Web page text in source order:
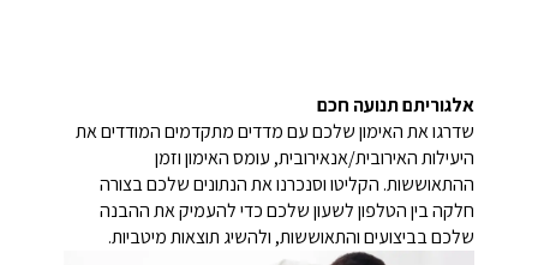
אלגוריתם תנועה חכם
שדרגו את האימון שלכם עם מדדים מתקדמים המודדים את
היעילות האירובית/אנאירובית, עומס האימון וזמן
ההתאוששות. הקליטו וסנכרנו את הנתונים שלכם בצורה
חלקה בין הטלפון לשעון שלכם כדי להעמיק את ההבנה
שלכם בביצועים והתאוששות, ולהשיג תוצאות מיטביות.